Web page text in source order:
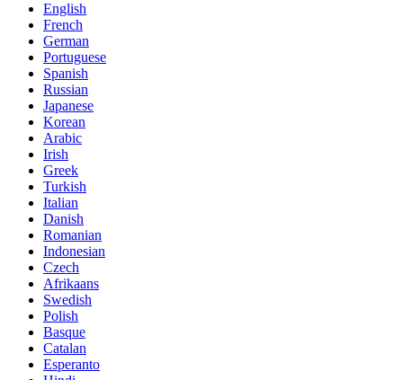
English
French
German
Portuguese
Spanish
Russian
Japanese
Korean
Arabic
Irish
Greek
Turkish
Italian
Danish
Romanian
Indonesian
Czech
Afrikaans
Swedish
Polish
Basque
Catalan
Esperanto